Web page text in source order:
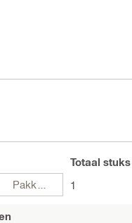
Pakketten
Totaal stuks
1